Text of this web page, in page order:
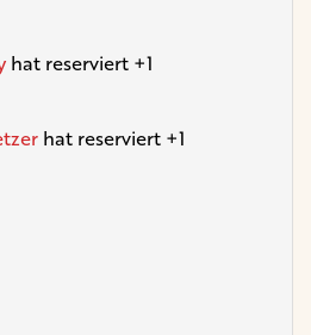
hat reserviert +1
hat reserviert +1